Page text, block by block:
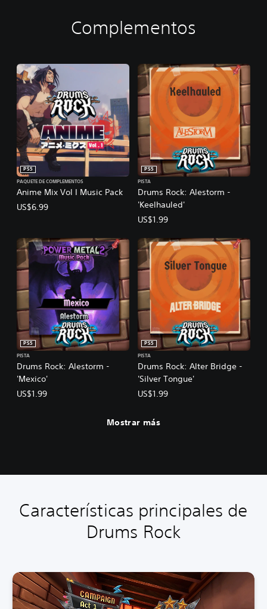
Complementos
Anime Mix Vol I Music Pack
PS5
PAQUETE DE COMPLEMENTOS
US$6.99
Drums Rock: Alestorm -
'Keelhauled'
PS5
PISTA
US$1.99
Drums Rock: Alestorm -
'Mexico'
PS5
PISTA
US$1.99
Drums Rock: Alter Bridge -
'Silver Tongue'
PS5
PISTA
US$1.99
Mostrar más
Características principales de
Drums Rock